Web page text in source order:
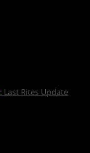
: Last Rites Update